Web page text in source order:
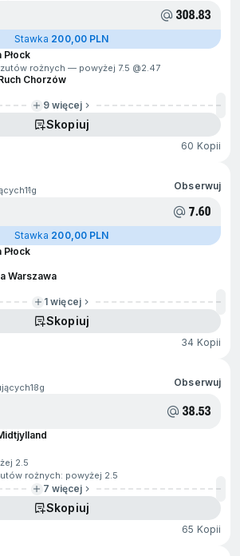
308.83
Stawka 200,00 PLN
Płock
rożnych — powyżej 7.5 @2.47
Chorzów
9 więcej
Skopiuj
60 Kopii
11g Obserwuj
7.60
Stawka 200,00 PLN
Płock
Warszawa
1 więcej
Skopiuj
34 Kopii
13g Obserwuj
38.53
2.5
rożnych: powyżej 2.5
7 więcej
Skopiuj
65 Kopii